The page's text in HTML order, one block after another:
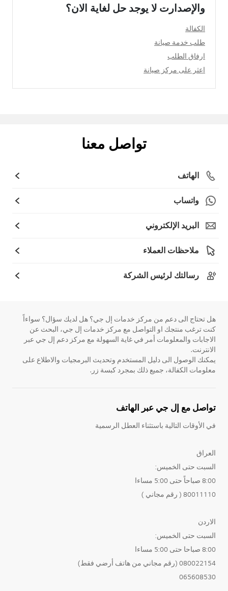
والإصدارت لا يوجد حل لغاية الان؟
الكفالة
طلب خدمة صيانة
ارفاق الطلب
اعثر على مركز صيانة
تواصل معنا
الهاتف
واتساب
البريد الإلكتروني
ملاحظات العملاء
رسالتك لرئيس الشركة
هل تحتاج الى دعم من مركز خدمات إل جي؟ هل لديك سؤال؟ سواءاً
كنت ترغب منتجك او التواصل مع مركز خدمات إل جي، البحث عن
الاجابات والمعلومات أمر في غاية السهولة مع مركز دعم إل جي عبر
الانترنت.
يمكنك الوصول الى دليل المستخدم وتحديث البرمجيات والاطلاع على
معلومات الكفالة، جميع ذلك بمجرد كبسة زر.
تواصل مع إل جي عبر الهاتف
في الأوقات التالية باستثناء العطل الرسمية
العراق
السبت حتى الخميس:
8:00 صباحاً حتى 5:00 مساءا
80011110 ( رقم مجاني )
الاردن
السبت حتى الخميس:
8:00 صباحا حتى 5:00 مساءا
080022154 (رقم مجاني من هاتف أرضي فقط)
065608530